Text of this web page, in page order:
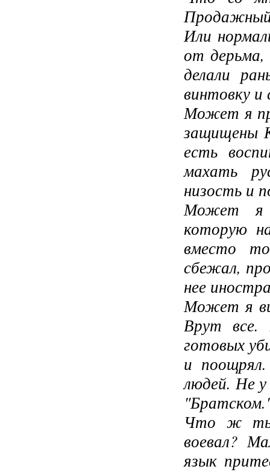
Или
от дерьма,
делали
винтовку
Может я
защищены
есть
махать
низость и
Может я
которую
вместо
сбежал,
нее
Может я
Врут все.
готовых
и
людей. Не у
Что ж ты,
воевал?
язык